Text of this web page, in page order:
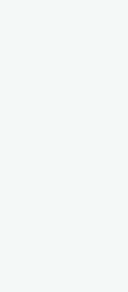
– darauf
2021 ist in den
zur Behandlung
Europa aber
Sie mehr über